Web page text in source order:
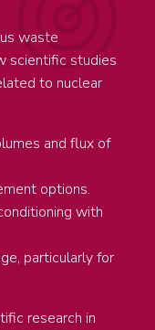
waste
scientific studies
to nuclear
and flux of
options.
with
particularly for
research in